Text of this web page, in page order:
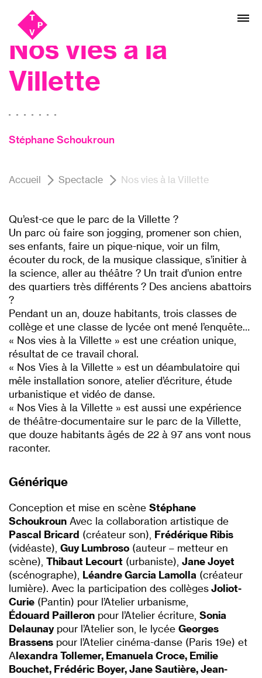
Aller
au
menu
Aller au
contenu
Théâtre
Nos vies à la
Villette
Stéphane Schoukroun
Accueil Spectacle Nos vies à la Villette
Qu’est-ce que le parc de la Villette ?
Un parc où faire son jogging, promener son chien,
ses enfants, faire un pique-nique, voir un film,
écouter du rock, de la musique classique, s’initier à
la science, aller au théâtre ? Un trait d’union entre
des quartiers très différents ? Des anciens abattoirs
?
Pendant un an, douze habitants, trois classes de
collège et une classe de lycée ont mené l’enquête…
« Nos vies à la Villette » est une création unique,
résultat de ce travail choral.
« Nos Vies à la Villette » est un déambulatoire qui
mêle installation sonore, atelier d’écriture, étude
urbanistique et vidéo de danse.
« Nos Vies à la Villette » est aussi une expérience
de théâtre-documentaire sur le parc de la Villette,
que douze habitants âgés de 22 à 97 ans vont nous
raconter.
Générique
Conception et mise en scène Stéphane
Schoukroun Avec la collaboration artistique de
Pascal Bricard (créateur son), Frédérique Ribis
(vidéaste), Guy Lumbroso (auteur – metteur en
scène), Thibaut Lecourt (urbaniste), Jane Joyet
(scénographe), Léandre Garcia Lamolla (créateur
lumière). Avec la participation des collègesJoliot-
Curie (Pantin) pour l’Atelier urbanisme,
Édouard Pailleron pour l’Atelier écriture, Sonia
Delaunaypour l’Atelier son, le lycée Georges
Brassens pour l’Atelier cinéma-danse (Paris 19e) et
Alexandra Tollemer, Emanuela Croce, Emilie
Bouchet, Frédéric Boyer, Jane Sautière, Jean-